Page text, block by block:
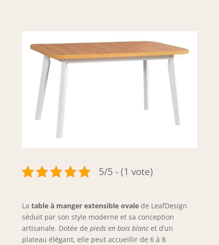
5/5 - (1 vote)
La table à manger extensible ovalede LeafDesign
séduit par son style moderne et sa conception
artisanale. Dotée de pieds en bois blancet d’un
plateau élégant, elle peut accueillir de 6 à 8